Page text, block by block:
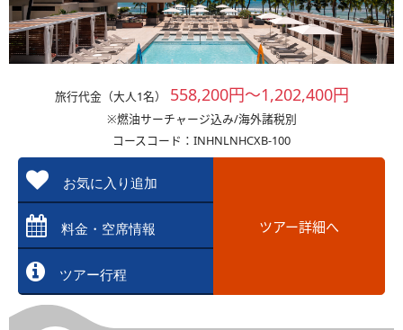
旅行代金（大人1名） 558,200円～1,202,400円
※燃油サーチャージ込み/海外諸税別
コースコード：INHNLNHCXB-100
お気に入り追加
料金・空席情報
ツアー行程
ツアー詳細へ